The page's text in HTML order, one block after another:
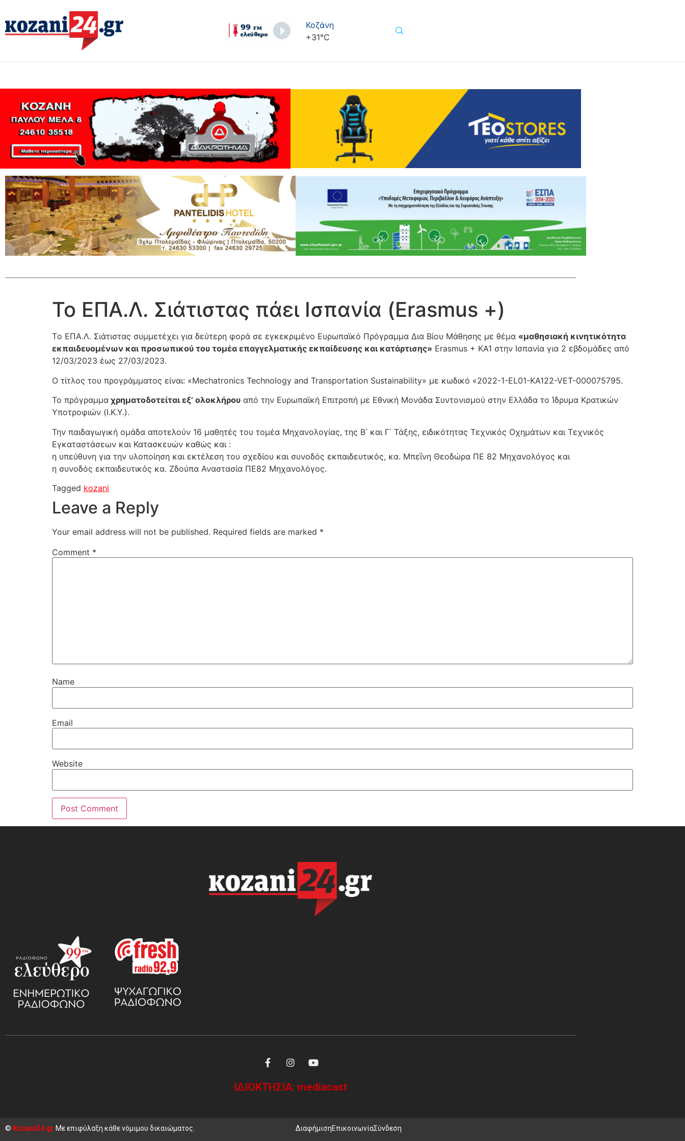
Κοζάνη
+31°C
Το ΕΠΑ.Λ. Σιάτιστας πάει Ισπανία (Erasmus +)
Tο ΕΠΑ.Λ. Σιάτιστας συμμετέχει για δεύτερη φορά σε εγκεκριμένο Ευρωπαϊκό Πρόγραμμα Δια Βίου Μάθησης με θέμα «μαθησιακή κινητικότητα
εκπαιδευομένων και προσωπικού του τομέα επαγγελματικής εκπαίδευσης και κατάρτισης» Erasmus + KA1 στην Ισπανία για 2 εβδομάδες από
12/03/2023 έως 27/03/2023.
Ο τίτλος του προγράμματος είναι: «Mechatronics Technology and Transportation Sustainability» με κωδικό «2022-1-EL01-KA122-VET-000075795.
Το πρόγραμμα χρηματοδοτείται εξ’ ολοκλήρου από την Ευρωπαϊκή Επιτροπή με Εθνική Μονάδα Συντονισμού στην Ελλάδα το Ίδρυμα Κρατικών
Υποτροφιών (Ι.Κ.Υ.).
Την παιδαγωγική ομάδα αποτελούν 16 μαθητές του τομέα Μηχανολογίας, της Β΄ και Γ΄ Τάξης, ειδικότητας Τεχνικός Οχημάτων και Τεχνικός
Εγκαταστάσεων και Κατασκευών καθώς και :
η υπεύθυνη για την υλοποίηση και εκτέλεση του σχεδίου και συνοδός εκπαιδευτικός, κα. Μπεΐνη Θεοδώρα ΠΕ 82 Μηχανολόγος και
η συνοδός εκπαιδευτικός κα. Ζδούπα Αναστασία ΠΕ82 Μηχανολόγος.
Tagged kozani
Leave a Reply
Your email address will not be published. Required fields are marked *
Comment *
Name
Email
Website
ΙΔΙΟΚΤΗΣΙΑ: mediacast
© Kozani24.gr Με επιφύλαξη κάθε νόμιμου δικαιώματος. ΔιαφήμισηΕπικοινωνίαΣύνδεση